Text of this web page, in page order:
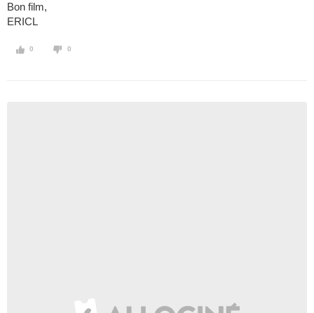
Bon film,
ERICL
0 0